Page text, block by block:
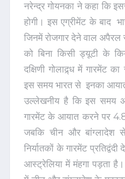
नरेन्द्र गोयनका ने कहा कि
होगी। इस एग्रीमेंट के बाद
जिनमें रोजगार देने वाल अपैरल
को बिना किसी ड्यूटी के
दक्षिणी गोलाद्र्ध में
इस समय भारत से इनका
उल्लेखनीय है कि इस समय
गारमेंट के आयात करने पर
जबकि चीन और बांग्लादेश
निर्यातकों के गारमेंट
आस्ट्रेलिया में मंहगा पड़ता